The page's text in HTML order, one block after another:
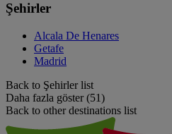
Şehirler
Alcala De Henares
Getafe
Madrid
Back to Şehirler list
Daha fazla göster (51)
Back to other destinations list